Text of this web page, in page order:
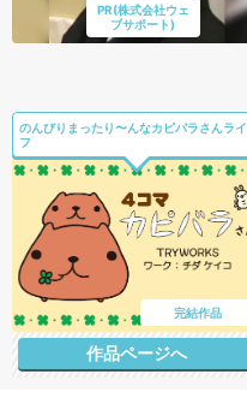
PR(株式会社ウェ
ブサポート)
のんびりまったり〜んなカピバラさんライ
フ
完結作品
作品ページへ